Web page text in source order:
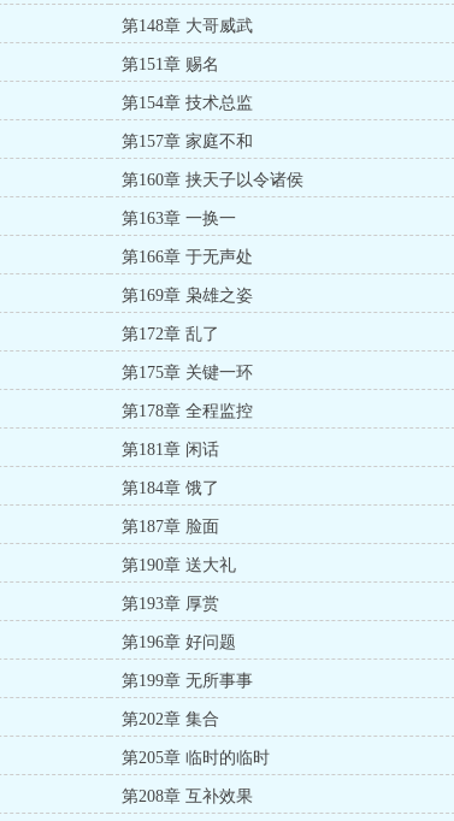
第148章 大哥威武
第151章 赐名
第154章 技术总监
第157章 家庭不和
第160章 挟天子以令诸侯
第163章 一换一
第166章 于无声处
第169章 枭雄之姿
第172章 乱了
第175章 关键一环
第178章 全程监控
第181章 闲话
第184章 饿了
第187章 脸面
第190章 送大礼
第193章 厚赏
第196章 好问题
第199章 无所事事
第202章 集合
第205章 临时的临时
第208章 互补效果